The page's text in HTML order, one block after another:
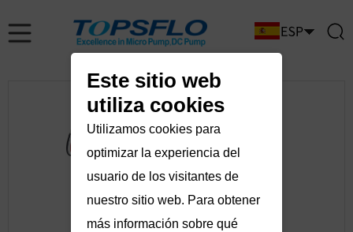
Este sitio web
utiliza cookies
Utilizamos cookies para
optimizar la experiencia del
usuario de los visitantes de
nuestro sitio web. Para obtener
más información sobre qué